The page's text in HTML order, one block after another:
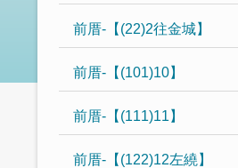
前厝-【(22)2往金城】
前厝-【(101)10】
前厝-【(111)11】
前厝-【(122)12左繞】